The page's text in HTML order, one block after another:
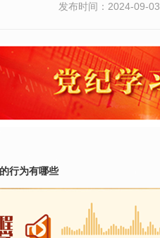
发布时间：2024-09-03
行为有哪些